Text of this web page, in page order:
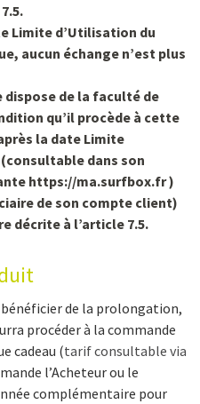
Limite d’Utilisation du
aucun échange n’est plus
dispose de la faculté de
qu’il procède à cette
la date Limite
dans son
https://ma.surfbox.fr )
de son compte client)
décrite à l’article 7.5.
de la prolongation,
procéder à la commande
cadeau (tarif consultable via
l’Acheteur ou le
complémentaire pour